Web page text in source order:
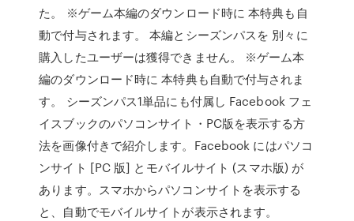
た。 ※ゲーム本編のダウンロード時に 本特典も自
動で付与されます。 本編とシーズンパスを 別々に
購入したユーザーは獲得できません。 ※ゲーム本
編のダウンロード時に 本特典も自動で付与されま
す。 シーズンパス1単品にも付属し Facebook フェ
イスブックのパソコンサイト・PC版を表示する方
法を画像付きで紹介します。Facebook にはパソコ
ンサイト [PC 版] とモバイルサイト (スマホ版) が
あります。スマホからパソコンサイトを表示する
と、自動でモバイルサイトが表示されます。